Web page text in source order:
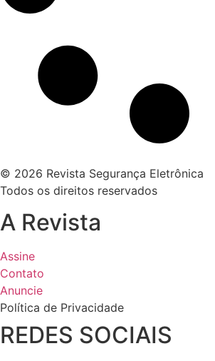
© 2026 Revista Segurança Eletrônica
Todos os direitos reservados
A Revista
Assine
Contato
Anuncie
Política de Privacidade
REDES SOCIAIS